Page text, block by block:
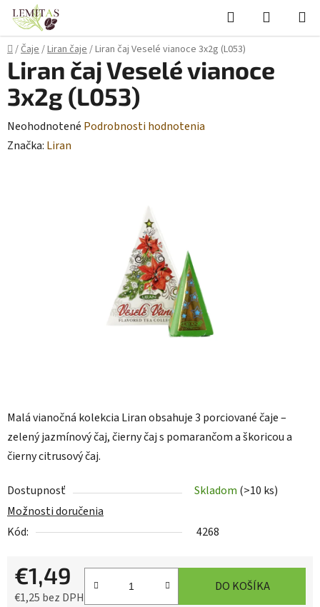
Prejsť
obsah
Hľadať
KOŠÍK
Domov
/Čaje/Liran čaje/Liran čaj Veselé vianoce 3x2g (L053)
Malá vianočná kolekcia Liran obsahuje 3 porciované čaje –
zelený jazmínový čaj, čierny čaj s pomarančom a škoricou a
čierny citrusový čaj.
Dostupnosť Skladom (>10 ks)
Možnosti doručenia
Kód:
4268
€1,49
€1,25 bez DPH
DO KOŠÍKA
Liran čaj Veselé vianoce
3x2g (L053)
Priemerné
hodnotenie
Neohodnotené Podrobnosti hodnotenia
Značka: Liran